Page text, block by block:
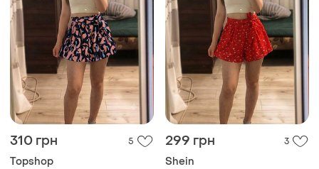
310 грн 5
Topshop
299 грн 3
Shein